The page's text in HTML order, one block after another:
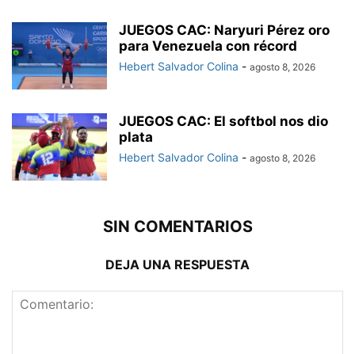
JUEGOS CAC: Naryuri Pérez oro
para Venezuela con récord
Hebert Salvador Colina - agosto 8, 2026
JUEGOS CAC: El softbol nos dio
plata
Hebert Salvador Colina - agosto 8, 2026
SIN COMENTARIOS
DEJA UNA RESPUESTA